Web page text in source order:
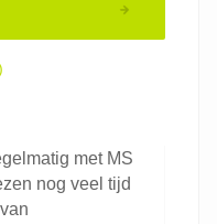
met MS
nog veel tijd